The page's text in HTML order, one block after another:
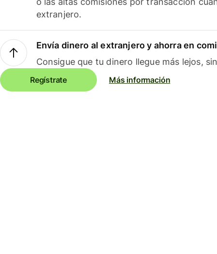
extranjero.
Envía dinero al extranjero y ahorra en
Consigue que tu dinero llegue más lejos,
Regístrate Más información